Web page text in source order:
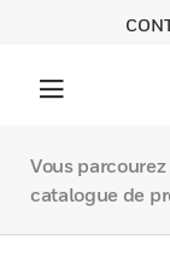
Vous parcourez
catalogue de